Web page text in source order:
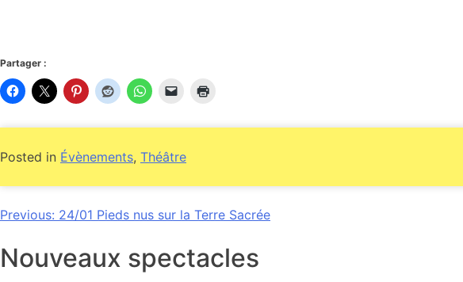
Partager :
Posted in Évènements, Théâtre
Navigation
de
Previous: 24/01 Pieds nus sur la Terre Sacrée
Nouveaux spectacles